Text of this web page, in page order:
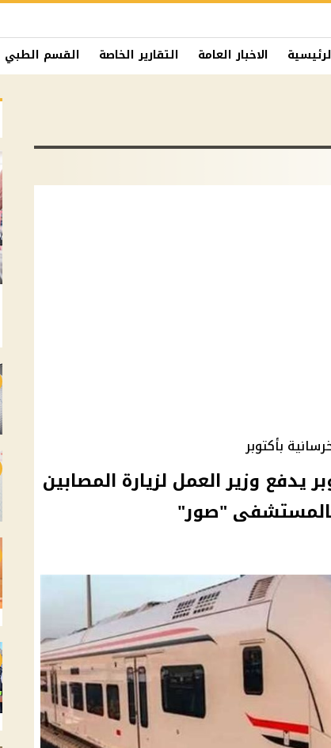
الاخبار العامة التقارير الخاصة القسم الطبي
بأكتوبر
يدفع وزير العمل لزيارة المصابين
"صور"